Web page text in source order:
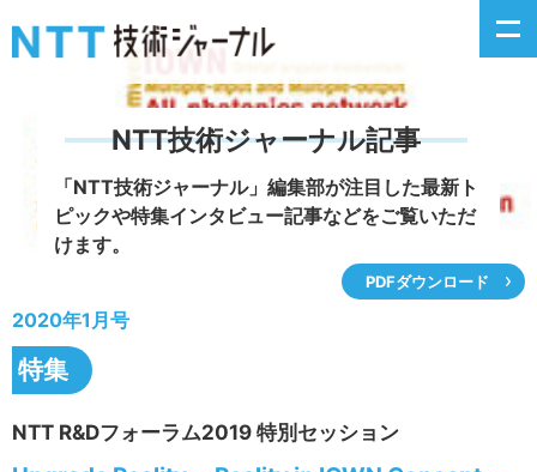
新着情報
イベントカレンダー
NTT技術ジャーナル記事
「NTT技術ジャーナル」編集部が注目した最新ト
ピックや特集インタビュー記事などをご覧いただ
けます。
PDFダウンロード
2020年1月号
特集
NTT R&Dフォーラム2019 特別セッション